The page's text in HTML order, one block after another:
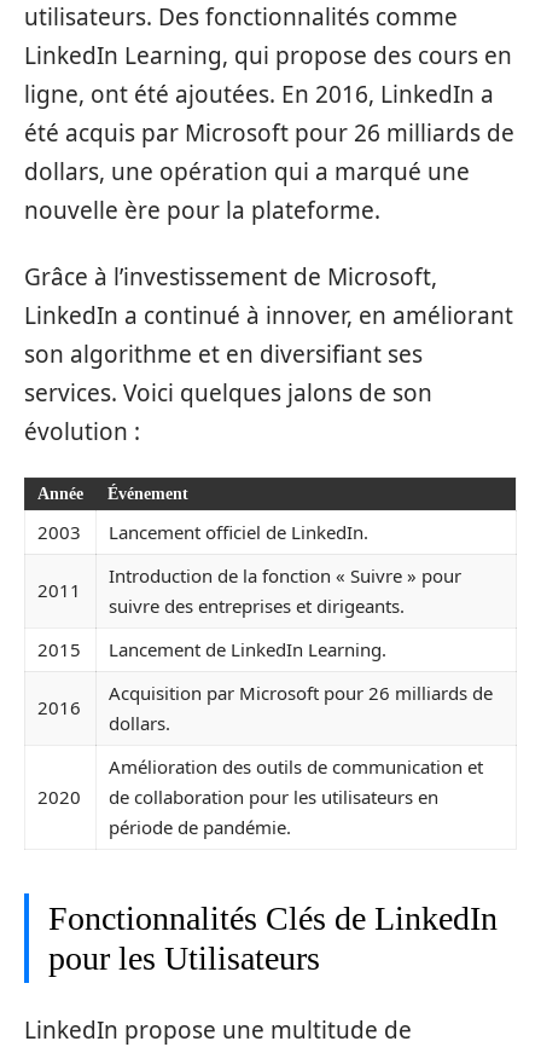
utilisateurs. Des fonctionnalités comme
LinkedIn Learning, qui propose des cours en
ligne, ont été ajoutées. En 2016, LinkedIn a
été acquis par Microsoft pour 26 milliards de
dollars, une opération qui a marqué une
nouvelle ère pour la plateforme.
Grâce à l’investissement de Microsoft,
LinkedIn a continué à innover, en améliorant
son algorithme et en diversifiant ses
services. Voici quelques jalons de son
évolution :
Année Événement
2003 Lancement officiel de LinkedIn.
2011
Introduction de la fonction « Suivre » pour
suivre des entreprises et dirigeants.
2015
Lancement de LinkedIn Learning.
2016
Acquisition par Microsoft pour 26 milliards de
dollars.
2020
Amélioration des outils de communication et
de collaboration pour les utilisateurs en
période de pandémie.
Fonctionnalités Clés de LinkedIn
pour les Utilisateurs
LinkedIn propose une multitude de